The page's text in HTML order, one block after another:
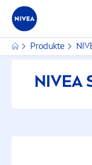
Produkte
NIVEA